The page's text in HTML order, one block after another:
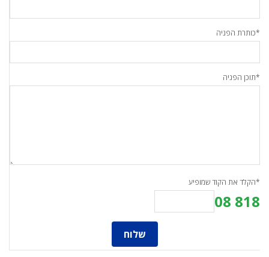
*כותרת הפניה
*תוכן הפניה
*הקלד את הקוד שמופיע
818 08
שלוח